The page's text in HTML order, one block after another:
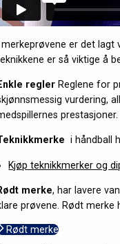
I merkeprøvene er det
er så viktige å
reglerReglene for
vurdering,
i håndball
Kjøp teknikkmerker og
merke, har lavere
prøvene. Rødt merke
Rødt merke